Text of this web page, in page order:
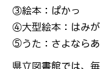
③絵本：ぱかっ
④大型絵本：はみ
⑤うた：さよなら
県立図書館では、